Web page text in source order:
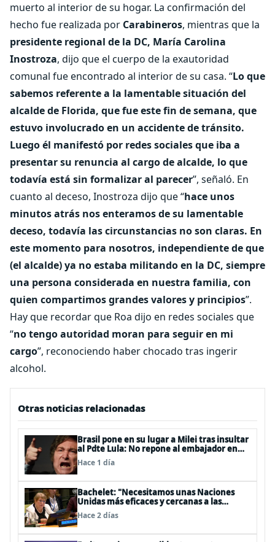
muerto al interior de su hogar. La confirmación del
hecho fue realizada por Carabineros, mientras que la
presidente regional de la DC, María Carolina
Inostroza, dijo que el cuerpo de la exautoridad
comunal fue encontrado al interior de su casa. “Lo que
sabemos referente a la lamentable situación del
alcalde de Florida, que fue este fin de semana, que
estuvo involucrado en un accidente de tránsito.
Luego él manifestó por redes sociales que iba a
presentar su renuncia al cargo de alcalde, lo que
todavía está sin formalizar al parecer”, señaló. En
cuanto al deceso, Inostroza dijo que “hace unos
minutos atrás nos enteramos de su lamentable
deceso, todavía las circunstancias no son claras. En
este momento para nosotros, independiente de que
(el alcalde) ya no estaba militando en la DC, siempre
una persona considerada en nuestra familia, con
quien compartimos grandes valores y principios”.
Hay que recordar que Roa dijo en redes sociales que
“no tengo autoridad moran para seguir en mi
cargo”, reconociendo haber chocado tras ingerir
alcohol.
Otras noticias relacionadas
Brasil pone en su lugar a Milei tras insultar
al Pdte Lula: No repone al embajador en
BBSS y rebaja la relación bilateral
Hace 1 día
Bachelet: "Necesitamos unas Naciones
Unidas más eficaces y cercanas a las
personas"
Hace 2 días